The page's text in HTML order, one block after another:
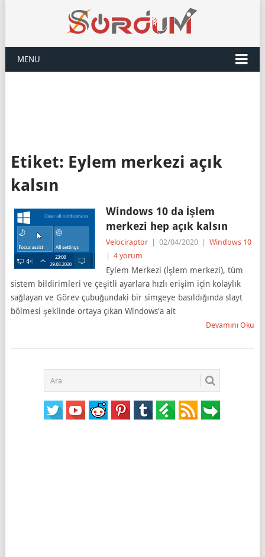
MENU
Etiket: Eylem merkezi açık
kalsın
Windows 10 da İşlem
merkezi hep açık kalsın
Velociraptor 02/04/2020
Windows 10
4 yorum
Eylem Merkezi (İşlem merkezi), tüm
sistem bildirimleri ve çeşitli ayarlara hızlı erişim için kolaylık
sağlayan ve Görev çubuğundaki bir simgeye basıldığında slayt
bölmesi şeklinde ortaya çıkan Windows'a ait
Devamını Oku